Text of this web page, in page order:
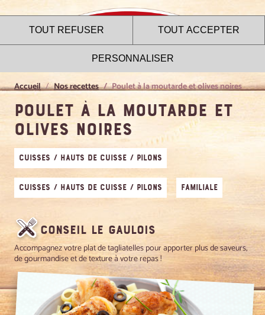
Accueil Nos recettes Poulet à la moutarde et olives noires
Poulet à la moutarde et
olives noires
Cuisses / Hauts de cuisse / Pilons
Cuisses / Hauts de cuisse / Pilons Familiale
Conseil Le Gaulois
Accompagnez votre plat de tagliatelles pour apporter plus de saveurs,
de gourmandise et de texture à votre repas !
Le site internet Le Gaulois
utilise des cookies !
fonctionnement de notre site et à des fins analytiques. Vous
pouvez changer d'avis à tout moment en cliquant sur l'icône
présente sur chaque page de notre site. En autorisant ces
services tiers, vous acceptez le dépôt et la lecture de
cookies et l'utilisation de technologies de suivi nécessaires
à leur bon fonctionnement.
Charte de confidentialité
TOUT REFUSER TOUT ACCEPTER
PERSONNALISER